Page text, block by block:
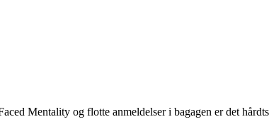
Mentality og flotte anmeldelser i bagagen er det